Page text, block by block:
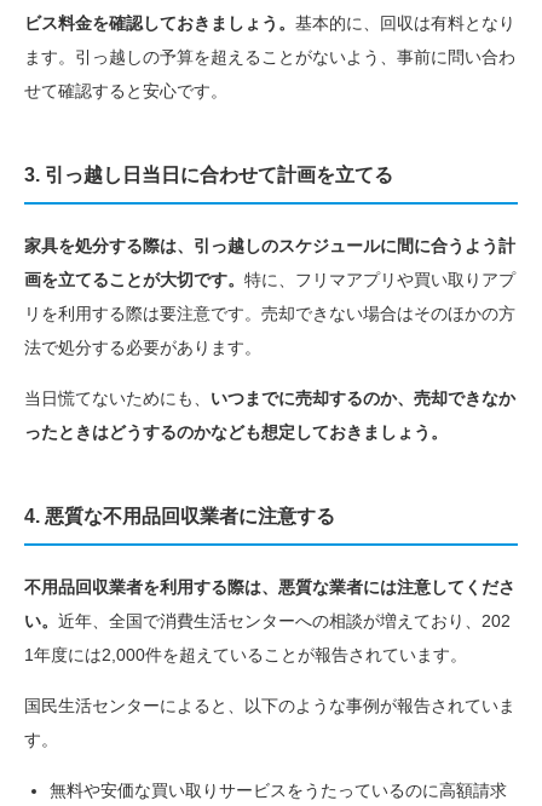
ビス料金を確認しておきましょう。 基本的に、回収は有料となり
ます。引っ越しの予算を超えることがないよう、事前に問い合わ
せて確認すると安心です。
3. 引っ越し日当日に合わせて計画を立てる
家具を処分する際は、引っ越しのスケジュールに間に合うよう計
画を立てることが大切です。 特に、フリマアプリや買い取りアプ
リを利用する際は要注意です。売却できない場合はそのほかの方
法で処分する必要があります。
当日慌てないためにも、 いつまでに売却するのか、売却できなか
ったときはどうするのかなども想定しておきましょう。
4. 悪質な不用品回収業者に注意する
不用品回収業者を利用する際は、悪質な業者には注意してくださ
い。 近年、全国で消費生活センターへの相談が増えており、202
1年度には2,000件を超えていることが報告されています。
国民生活センターによると、以下のような事例が報告されていま
す。
無料や安価な買い取りサービスをうたっているのに高額請求